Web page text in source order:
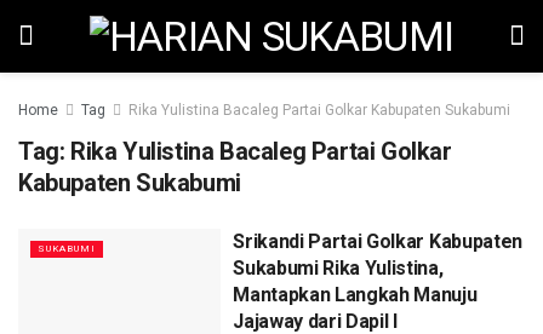
Home Tag Rika Yulistina Bacaleg Partai Golkar Kabupaten Sukabumi
Tag: Rika Yulistina Bacaleg Partai Golkar
Kabupaten Sukabumi
SUKABUMI
Srikandi Partai Golkar Kabupaten
Sukabumi Rika Yulistina,
Mantapkan Langkah Manuju
Jajaway dari Dapil I